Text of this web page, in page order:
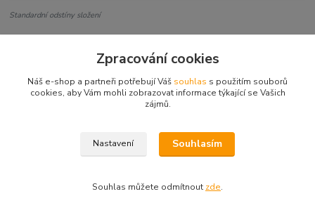
Standardní odstíny složení
Zboží zařazeno v kategoriích
Nordica EKO - lazury
Zpracování cookies
Náš e-shop a partneři potřebují Váš souhlas s použitím souborů
cookies, aby Vám mohli zobrazovat informace týkající se Vašich
zájmů.
Nastavení Souhlasím
Souhlas můžete odmítnout zde.